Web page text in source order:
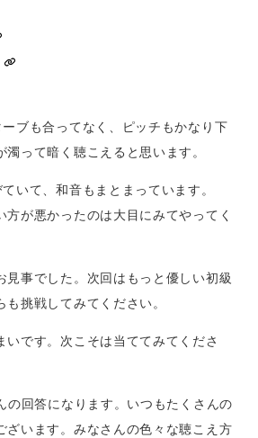
ブも合ってなく、ピッチもかなり下
って暗く聴こえると思います。
いて、和音もまとまっています。
方が悪かったのは大目にみてやってく
見事でした。次回はもっと優しい初級
挑戦してみてください。
いです。次こそは当ててみてくださ
の回答になります。いつもたくさんの
ざいます。みなさんの色々な聴こえ方